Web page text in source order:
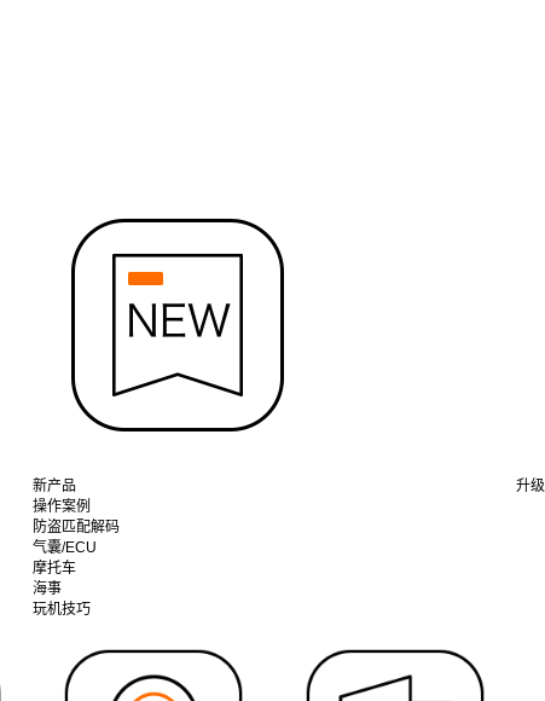
新产品
升
操作案例
防盗匹配解码
气囊/ECU
摩托车
海事
玩机技巧